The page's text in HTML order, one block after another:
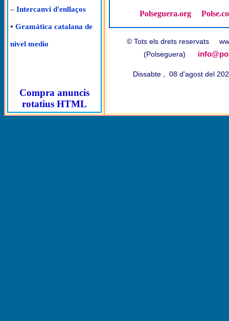
– Intercanvi d'enllaços
• Gramática catalana de
nivel medio
Compra anuncis
rotatius HTML
Polseguera.org
© Tots els drets reservats
(Polseguera)
Dissabte , 08 d'agost del